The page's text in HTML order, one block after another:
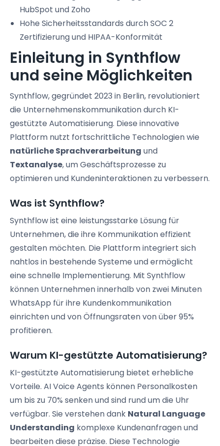
HubSpot und Zoho
Hohe Sicherheitsstandards durch SOC 2
Zertifizierung und HIPAA-Konformität
Einleitung in Synthflow
und seine Möglichkeiten
Synthflow, gegründet 2023 in Berlin, revolutioniert
die Unternehmenskommunikation durch KI-
gestützte Automatisierung. Diese innovative
Plattform nutzt fortschrittliche Technologien wie
natürliche Sprachverarbeitung und
Textanalyse, um Geschäftsprozesse zu
optimieren und Kundeninteraktionen zu verbessern.
Was ist Synthflow?
Synthflow ist eine leistungsstarke Lösung für
Unternehmen, die ihre Kommunikation effizient
gestalten möchten. Die Plattform integriert sich
nahtlos in bestehende Systeme und ermöglicht
eine schnelle Implementierung. Mit Synthflow
können Unternehmen innerhalb von zwei Minuten
WhatsApp für ihre Kundenkommunikation
einrichten und von Öffnungsraten von über 95%
profitieren.
Warum KI-gestützte Automatisierung?
KI-gestützte Automatisierung bietet erhebliche
Vorteile. AI Voice Agents können Personalkosten
um bis zu 70% senken und sind rund um die Uhr
verfügbar. Sie verstehen dank Natural Language
Understanding komplexe Kundenanfragen und
bearbeiten diese präzise. Diese Technologie